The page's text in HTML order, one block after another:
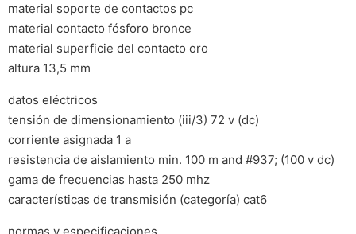
material soporte de contactos pc
material contacto fósforo bronce
material superficie del contacto oro
altura 13,5 mm
datos eléctricos
tensión de dimensionamiento (iii/3) 72 v (dc)
corriente asignada 1 a
resistencia de aislamiento min. 100 m and #937; (100 v dc)
gama de frecuencias hasta 250 mhz
características de transmisión (categoría) cat6